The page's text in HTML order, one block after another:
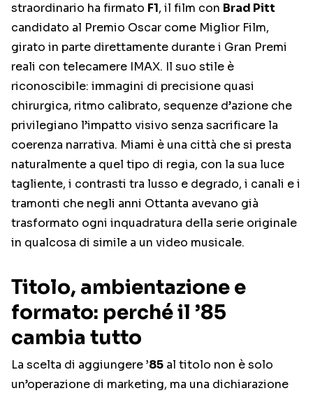
straordinario ha firmato F1, il film con Brad Pitt
candidato al Premio Oscar come Miglior Film,
girato in parte direttamente durante i Gran Premi
reali con telecamere IMAX. Il suo stile è
riconoscibile: immagini di precisione quasi
chirurgica, ritmo calibrato, sequenze d’azione che
privilegiano l’impatto visivo senza sacrificare la
coerenza narrativa. Miami è una città che si presta
naturalmente a quel tipo di regia, con la sua luce
tagliente, i contrasti tra lusso e degrado, i canali e i
tramonti che negli anni Ottanta avevano già
trasformato ogni inquadratura della serie originale
in qualcosa di simile a un video musicale.
Titolo, ambientazione e
formato: perché il ’85
cambia tutto
La scelta di aggiungere’85 al titolo non è solo
un’operazione di marketing, ma una dichiarazione